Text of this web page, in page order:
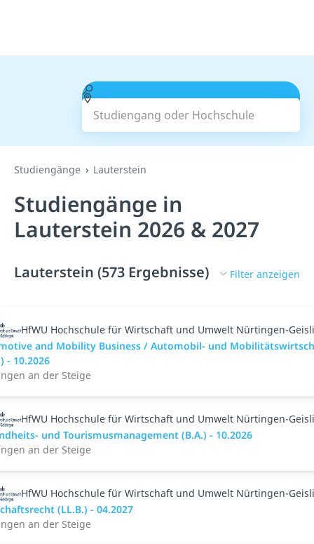
Studiengang oder Hochschule
Suchen
Studiengänge Lauterstein
Studiengänge in
Lauterstein 2026 & 2027
Lauterstein (573 Ergebnisse) Filter anzeigen
HfWU Hochschule für Wirtschaft und Umwelt Nürtingen-
and Mobility Business / Automobil- und
- 10.2026
an der Steige
HfWU Hochschule für Wirtschaft und Umwelt Nürtingen-
und Tourismusmanagement (B.A.) - 10.2026
an der Steige
HfWU Hochschule für Wirtschaft und Umwelt Nürtingen-
(LL.B.) - 04.2027
an der Steige